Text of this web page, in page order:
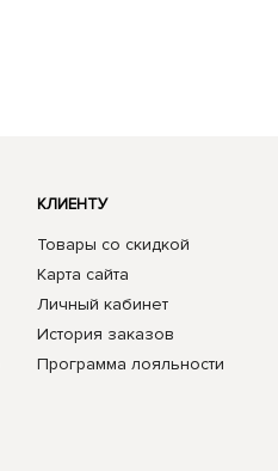
КЛИЕНТУ
Товары со скидкой
Карта сайта
Личный кабинет
История заказов
Программа лояльности